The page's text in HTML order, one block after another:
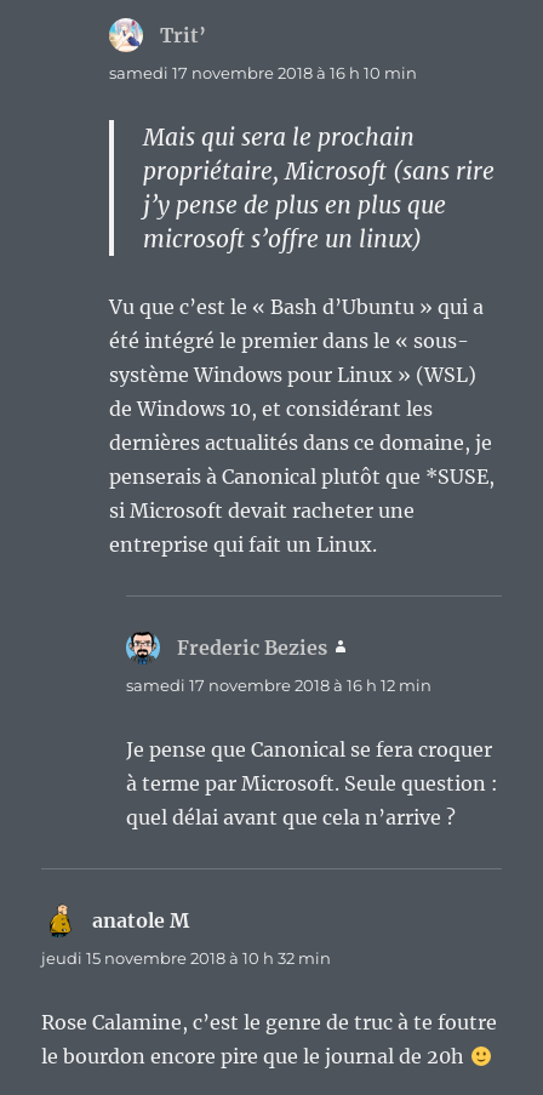
Trit’
samedi 17 novembre 2018 à 16 h 10 min
Mais qui sera le prochain
propriétaire, Microsoft (sans rire
j’y pense de plus en plus que
microsoft s’offre un linux)
Vu que c’est le « Bash d’Ubuntu » qui a
été intégré le premier dans le « sous-
système Windows pour Linux » (WSL)
de Windows 10, et considérant les
dernières actualités dans ce domaine, je
penserais à Canonical plutôt que *SUSE,
si Microsoft devait racheter une
entreprise qui fait un Linux.
Frederic Bezies
samedi 17 novembre 2018 à 16 h 12 min
Je pense que Canonical se fera croquer
à terme par Microsoft. Seule question :
quel délai avant que cela n’arrive ?
anatole Mdit :
jeudi 15 novembre 2018 à 10 h 32 min
Rose Calamine, c’est le genre de truc à te foutre
le bourdon encore pire que le journal de 20h